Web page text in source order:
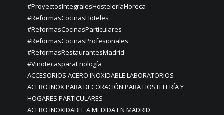
#ProyectosIntegralesHosteleríaHoreca
#ReformasCocinasHoteles
#ReformasCocinasParticulares
#ReformasCocinasProfesionales
#ReformasRestaurantesMadrid
#VinotecasparaEnología
ACCESORIOS ACERO INOXIDABLE LABORATORIOS
ACERO INOX PARA DECORACIÓN PARA HOSTELERÍA Y
HOGARES PARTICULARES
ACERO INOXIDABLE A MEDIDA EN MADRID